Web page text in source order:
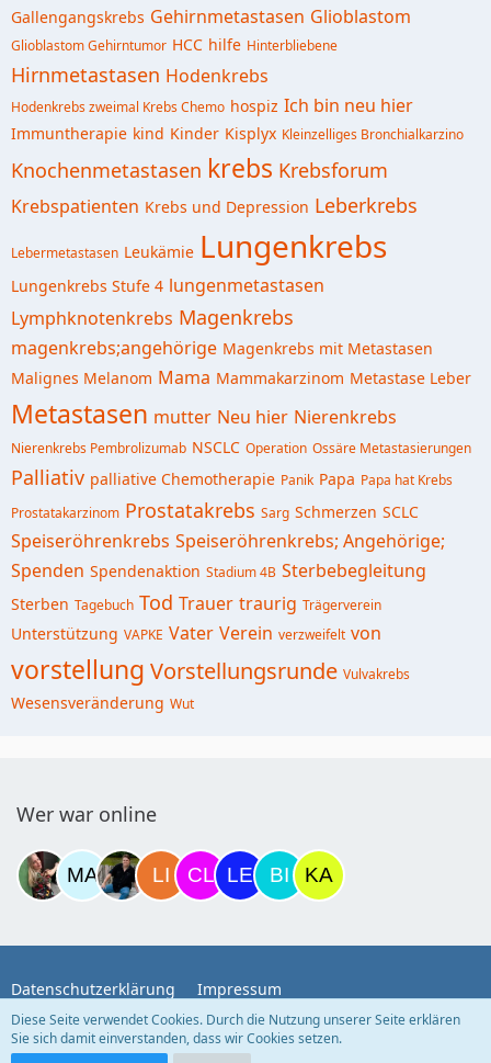
Gallengangskrebs Gehirnmetastasen Glioblastom
Glioblastom Gehirntumor HCC hilfe Hinterbliebene
Hirnmetastasen Hodenkrebs
Hodenkrebs zweimal Krebs Chemo hospiz Ich bin neu hier
Immuntherapie kind Kinder Kisplyx Kleinzelliges Bronchialkarzino
Knochenmetastasen krebs Krebsforum
Krebspatienten Krebs und Depression Leberkrebs
Lebermetastasen Leukämie Lungenkrebs
Lungenkrebs Stufe 4 lungenmetastasen
Lymphknotenkrebs Magenkrebs
magenkrebs;angehörige Magenkrebs mit Metastasen
Malignes Melanom Mama Mammakarzinom Metastase Leber
Metastasen mutter Neu hier Nierenkrebs
Nierenkrebs Pembrolizumab NSCLC Operation Ossäre Metastasierungen
Palliativ palliative Chemotherapie Panik Papa Papa hat Krebs
Prostatakarzinom Prostatakrebs Sarg Schmerzen SCLC
Speiseröhrenkrebs Speiseröhrenkrebs; Angehörige;
Spenden Spendenaktion Stadium 4B Sterbebegleitung
Sterben Tagebuch Tod Trauer traurig Trägerverein
Unterstützung VAPKE Vater Verein verzweifelt von
vorstellung Vorstellungsrunde Vulvakrebs
Wesensveränderung Wut
Wer war online
Datenschutzerklärung Impressum
Diese Seite verwendet Cookies. Durch die Nutzung unserer Seite erklären
Sie sich damit einverstanden, dass wir Cookies setzen.